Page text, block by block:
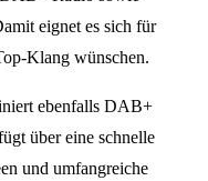
eignet es sich für
Klang wünschen.
ebenfalls DAB+
über eine schnelle
und umfangreiche